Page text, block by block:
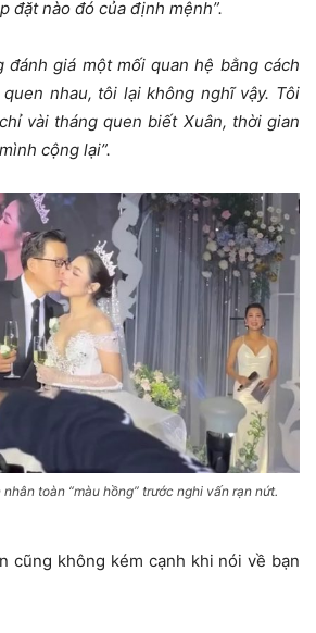
đặt nào đó của định mệnh”.
đánh giá một mối quan hệ bằng cách
nhau, tôi lại không nghĩ vậy. Tôi
vài tháng quen biết Xuân, thời gian
cộng lại”.
toàn “màu hồng” trước nghi vấn rạn nứt.
cũng không kém cạnh khi nói về bạn